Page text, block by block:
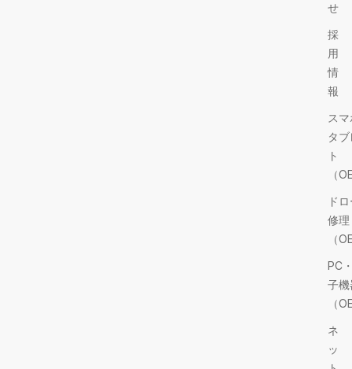
せ
採
用
情
報
ス
タ
ト
（
ド
修理
（
PC
子機
（
ネ
ッ